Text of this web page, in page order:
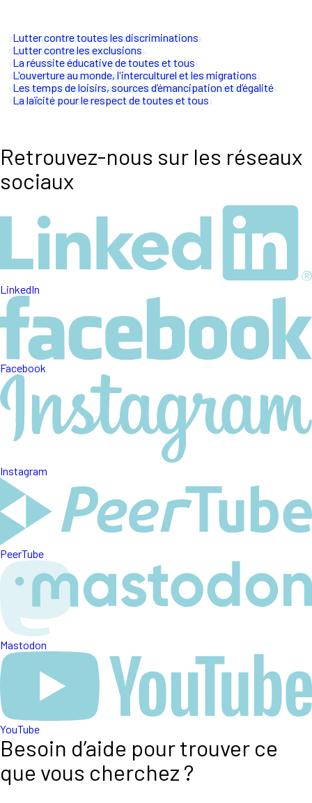
Lutter contre toutes les discriminations
Lutter contre les exclusions
La réussite éducative de toutes et tous
L'ouverture au monde, l'interculturel et les migrations
Les temps de loisirs, sources d’émancipation et d’égalité
La laïcité pour le respect de toutes et tous
Retrouvez-nous sur les réseaux
sociaux
LinkedIn
Facebook
Instagram
PeerTube
Mastodon
YouTube
Besoin d’aide pour trouver ce
que vous cherchez ?